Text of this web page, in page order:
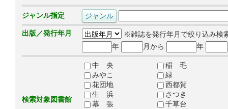
ジャンル指定
出版／発行年月
※雑誌を発行年月で絞り込み検
年
月から 年
検索対象図書館
中 央
稲 毛
みやこ
緑
花団地
西都賀
生 浜
さつき
幕 張
千草台